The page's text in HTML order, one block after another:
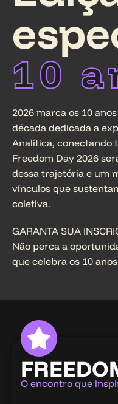
10
2026 marca os 10
década dedicada a
Analítica, conectando
Freedom Day 2026
dessa trajetória e um
vínculos que
coletiva.
GARANTA SUA
Não perca a
que celebra os 10
O encontro que